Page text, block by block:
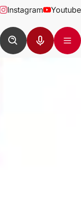
Instagram Youtube